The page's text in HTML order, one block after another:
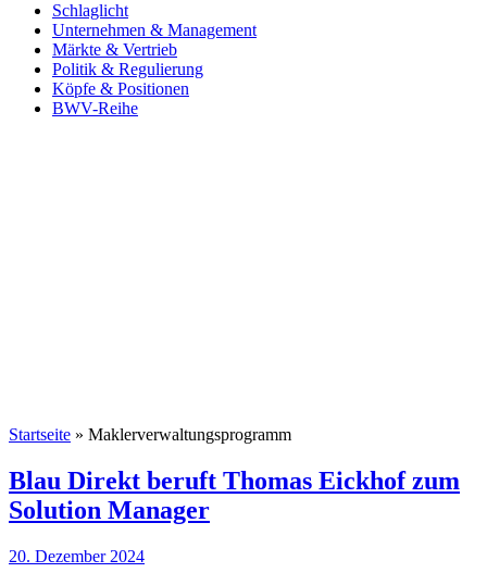
Schlaglicht
Unternehmen & Management
Märkte & Vertrieb
Politik & Regulierung
Köpfe & Positionen
BWV-Reihe
Startseite » Maklerverwaltungsprogramm
Blau Direkt beruft Thomas Eickhof zum
Solution Manager
20. Dezember 2024